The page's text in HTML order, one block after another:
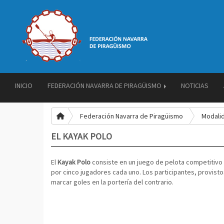
INICIO FEDERACIÓN NAVARRA DE PIRAGÜISMO NOTICIAS
Federación Navarra de Piragüismo
EL KAYAK POLO
ElKayak Poloconsiste en un juego de pelota
por cinco jugadores cada uno. Los participantes,
marcar goles en la portería del contrario.